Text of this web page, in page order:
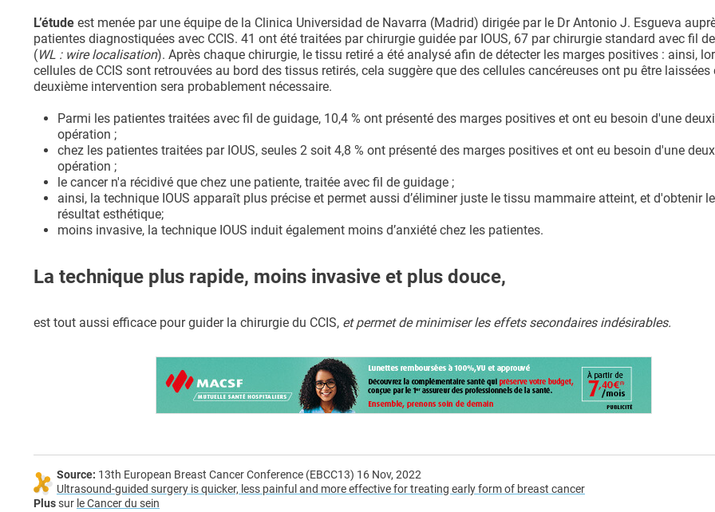
L’étude est menée par une équipe de la Clinica Universidad de Navarra (Madrid) dirigée par le Dr Antonio J. Esgueva
patientes diagnostiquées avec CCIS. 41 ont été traitées par chirurgie guidée par IOUS, 67 par chirurgie standard avec fil
(WL : wire localisation). Après chaque chirurgie, le tissu retiré a été analysé afin de détecter les marges positives : ainsi,
cellules de CCIS sont retrouvées au bord des tissus retirés, cela suggère que des cellules cancéreuses ont pu être laissées
deuxième intervention sera probablement nécessaire.
Parmi les patientes traitées avec fil de guidage, 10,4 % ont présenté des marges positives et ont eu besoin d'une
opération ;
chez les patientes traitées par IOUS, seules 2 soit 4,8 % ont présenté des marges positives et ont eu besoin d'une
opération ;
le cancer n'a récidivé que chez une patiente, traitée avec fil de guidage ;
ainsi, la technique IOUS apparaît plus précise et permet aussi d’éliminer juste le tissu mammaire atteint, et d'obtenir
résultat esthétique;
moins invasive, la technique IOUS induit également moins d’anxiété chez les patientes.
La technique plus rapide, moins invasive et plus douce,
est tout aussi efficace pour guider la chirurgie du CCIS, et permet de minimiser les effets secondaires indésirables.
Source: 13th European Breast Cancer Conference (EBCC13) 16 Nov, 2022
Ultrasound-guided surgery is quicker, less painful and more effective for treating early form of breast cancer
Plussur le Cancer du sein